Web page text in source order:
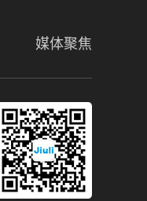
媒体聚焦
Messe Turm,
Germany